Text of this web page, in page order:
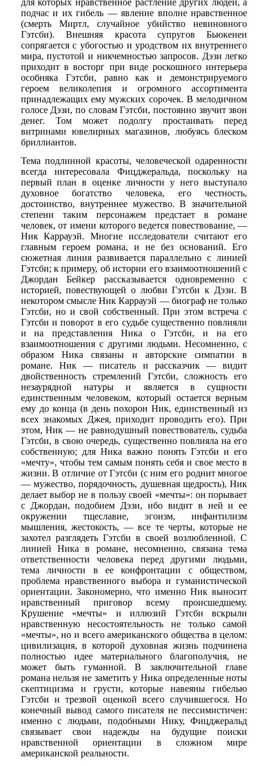
подчас и их гибель — явление вполне нравственное
(смерть Миртл, случайное убийство невиновного
Гэтсби). Внешняя красота супругов Бьюкенен
сопрягается с убогостью и уродством их внутреннего
мира, пустотой и никчемностью запросов. Дэзи легко
приходит в восторг при виде роскошного интерьера
особняка Гэтсби, равно как и демонстрируемого
героем великолепия и огромного ассортимента
принадлежащих ему мужских сорочек. В мелодичном
голосе Дэзи, по словам Гэтсби, постоянно звучит звон
денег. Том может подолгу простаивать перед
витринами ювелирных магазинов, любуясь блеском
бриллиантов.
Тема подлинной красоты, человеческой одаренности
всегда интересовала Фицджеральда, поскольку на
первый план в оценке личности у него выступало
духовное богатство человека, его честность,
достоинство, внутреннее мужество. В значительной
степени таким персонажем предстает в романе
человек, от имени которого ведется повествование, —
Ник Каррауэй. Многие исследователи считают его
главным героем романа, и не без оснований. Его
сюжетная линия развивается параллельно с линией
Гэтсби; к примеру, об истории его взаимоотношений с
Джордан Бейкер рассказывается одновременно с
историей, повествующей о любви Гэтсби к Дэзи. В
некотором смысле Ник Каррауэй — биограф не только
Гэтсби, но и свой собственный. При этом встреча с
Гэтсби и поворот в его судьбе существенно повлияли
и на представления Ника о Гэтсби, и на его
взаимоотношения с другими людьми. Несомненно, с
образом Ника связаны и авторские симпатии в
романе. Ник — писатель и рассказчик — видит
двойственность стремлений Гэтсби, сложность его
незаурядной натуры и является в сущности
единственным человеком, который остается верным
ему до конца (в день похорон Ник, единственный из
всех знакомых Джея, приходит проводить его). При
этом, Ник — не равнодушный повествователь, судьба
Гэтсби, в свою очередь, существенно повлияла на его
собственную; для Ника важно понять Гэтсби и его
«мечту», чтобы тем самым понять себя и свое место в
жизни. В отличие от Гэтсби (с ним его роднит многое
— мужество, порядочность, душевная щедрость), Ник
делает выбор не в пользу своей «мечты»: он порывает
с Джордан, подобием Дэзи, ибо видит в ней и ее
окружении тщеславие, эгоизм, инфантилизм
мышления, жестокость, — все те черты, которые не
захотел разглядеть Гэтсби в своей возлюбленной. С
линией Ника в романе, несомненно, связана тема
ответственности человека перед другими людьми,
тема личности в ее конфронтации с обществом,
проблема нравственного выбора и гуманистической
ориентации. Закономерно, что именно Ник выносит
нравственный приговор всему происшедшему.
Крушение «мечты» и иллюзий Гэтсби вскрыли
нравственную несостоятельность не только самой
«мечты», но и всего американского общества в целом:
цивилизация, в которой духовная жизнь подчинена
полностью идее материального благополучия, не
может быть гуманной. В заключительной главе
романа нельзя не заметить у Ника определенные ноты
скептицизма и грусти, которые навеяны гибелью
Гэтсби и трезвой оценкой всего случившегося. Но
конечный вывод самого писателя не пессимистичен:
именно с людьми, подобными Нику, Фицджеральд
связывает свои надежды на будущие поиски
нравственной ориентации в сложном мире
американской реальности.